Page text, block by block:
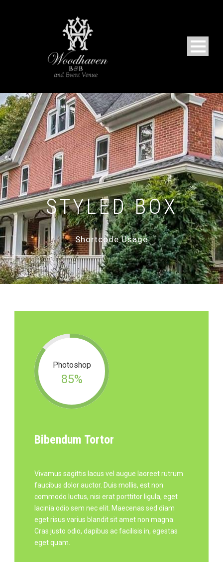
STYLED BOX
Shortcode Usage
Photoshop
85%
Bibendum Tortor
Vivamus sagittis lacus vel augue laoreet rutrum
faucibus dolor auctor. Duis mollis, est non
commodo luctus, nisi erat porttitor ligula, eget
lacinia odio sem nec elit. Maecenas sed diam
eget risus varius blandit sit amet non magna.
Cras justo odio, dapibus ac facilisis in, egestas
eget quam.